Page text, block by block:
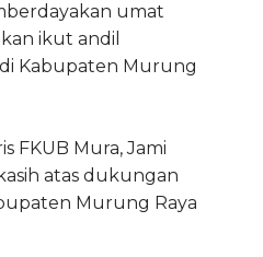
umat
ikut andil
Kabupaten Murung
FKUB Mura, Jami
atas dukungan
Murung Raya